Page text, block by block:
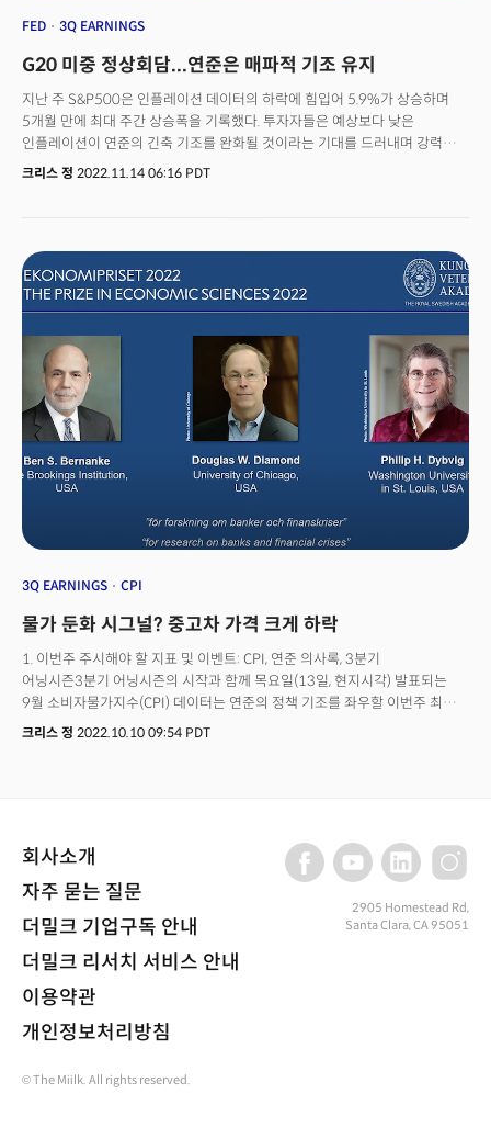
FED 3Q EARNINGS
G20 미중 정상회담...연준은 매파적 기조 유지
지난 주 S&P500은 인플레이션 데이터의 하락에 힘입어 5.9%가 상승하며
5개월 만에 최대 주간 상승폭을 기록했다. 투자자들은 예상보다 낮은
인플레이션이 연준의 긴축 기조를 완화될 것이라는 기대를 드러내며 강력한
랠리를 지지했다. 마크 해켓(Mark Hackett) 네이션와이드 투자 리서치
기대가 점점 더 커지고 있지만 정작 연준은 시장의 섯부른 기대에 경계를
표시했다. 연준 내에서 매파로 인식되는 크리스토퍼 월러 연준 이사는 "시장은
금리인상의 속도가 아니라 종착점에 주목해야 할 것."이라며 "금리인상
완료까지는 갈 길이 멀다."고 주장했다. 연준의 강경한 메시지에 뉴욕증시는
개장 전 약세로 전환하며 들뜬 분위기를 자제했다. 하그리브스 랜스다운
(Hargreaves Lansdown) 수잔나 스트리터의 선임 투자 분석가는 "연준이
크고 명확한 메시지를 보내고 있다."며 "투자자들은 연준의 긴축이 완화될
것이란 너무 큰 기대를 가지지는 말아야 할 것."이라 경계의 목소리를 냈다.
그럼에도 금융환경을 옥죄던 금리와 달러는 가파른 상승 추세를 이탈했다는
달러는 올해 처음으로 100일 이동평균선을 하향 돌파하는 등 확연한 추세의
변화를 보이고 있다. 한편 시장은 조 바이든 대통령과 중국 시진핑 주석의 G20
정상회담에 주목할 것으로 전망된다. 민주당이 예상 외 선전으로 여전히
상원을 장악할 것으로 보이면서 바이든 대통령의 영향력이 중국과의 외교에
중심으로 홈디포(HD)와 타겟(TGT), 메이시스(M) 등 주요 소매업체들이
크리스 정 2022.11.14 06:16 PDT
3Q EARNINGS CPI
물가 둔화 시그널? 중고차 가격 크게 하락
1. 이번주 주시해야 할 지표 및 이벤트: CPI, 연준 의사록, 3분기
어닝시즌3분기 어닝시즌의 시작과 함께 목요일(13일, 현지시각) 발표되는
9월 소비자물가지수(CPI) 데이터는 연준의 정책 기조를 좌우할 이번주 최대
하이라이트가 될 것으로 전망된다.글로벌 경기침체에 대한 우려가 만연한
근원물가는 6.5%로 상승세가 이어질 것으로 전망하고 있다. 정책적인
면으로는 수요일 발표되는 FOMC 의사록이 공개, 연준 위원들의 발언 내용을
확인할 수 있다는 점에서 정책 기조에 대한 단서를 제공할 것으로
관측된다.10일(월): 채권시장은 콜럼버스 연방공휴일을 맞아 휴장한다.
브레이너와 찰스 에반스 연준 위원들의 발언이 예정되어 있다.11일(화):
전국자영업자연맹(NFIB)의 9월 중소기업 낙관지수가 발표된다. 지수는 현재
거의 10년 최저치에 머물고 있다. 로레타 메스터 연은 총재의 발언도 예정되어
있다.12일(수): 펩시코(PEP)가 3분기 어닝시즌을 발표하며 FOMC의 9월
발표한다. PPI는 느리지만 둔화세를 소폭 유지할 것으로 전망된다.13일(목):
크리스 정 2022.10.10 09:54 PDT
회사소개
자주 묻는 질문
더밀크 기업구독 안내
더밀크 리서치 서비스 안내
이용약관
개인정보처리방침
2905 Homestead Rd,
Santa Clara, CA 95051
© The Miilk. All rights reserved.